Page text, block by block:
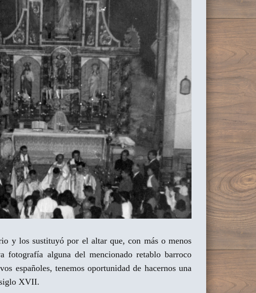
y los sustituyó por el altar que, con más o menos
fotografía alguna del mencionado retablo barroco
españoles, tenemos oportunidad de hacernos una
siglo XVII.